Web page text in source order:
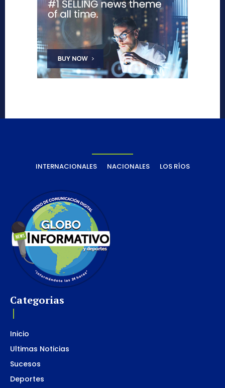
INTERNACIONALES NACIONALES LOS RÍOS
Categorias
Inicio
Ultimas Noticias
Sucesos
Deportes